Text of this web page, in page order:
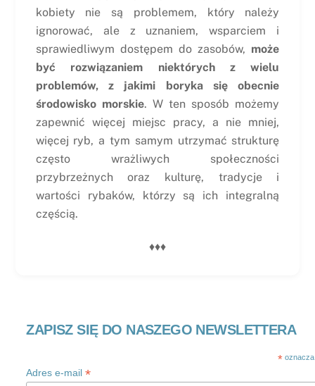
kobiety nie są problemem, który należy
ignorować, ale z uznaniem, wsparciem i
sprawiedliwym dostępem do zasobów, może
być rozwiązaniem niektórych z wielu
problemów, z jakimi boryka się obecnie
środowisko morskie. W ten sposób możemy
zapewnić więcej miejsc pracy, a nie mniej,
więcej ryb, a tym samym utrzymać strukturę
często wrażliwych społeczności
przybrzeżnych oraz kulturę, tradycje i
wartości rybaków, którzy są ich integralną
częścią.
♦♦♦
ZAPISZ SIĘ DO NASZEGO NEWSLETTERA
*
Adres e-mail*